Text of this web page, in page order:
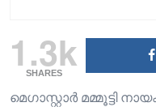
1.3k
SHARES
മെഗാസ്റ്റാർ മമ്മൂട്ടി